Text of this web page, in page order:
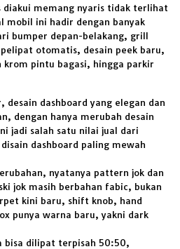
diakui memang nyaris tidak terlihat
mobil ini hadir dengan banyak
bumper depan-belakang, grill
otomatis, desain peek baru,
pintu bagasi, hingga parkir
desain dashboard yang elegan dan
dengan hanya merubah desain
jadi salah satu nilai jual dari
dashboard paling mewah
nyatanya pattern jok dan
jok masih berbahan fabic, bukan
kini baru, shift knob, hand
punya warna baru, yakni dark
bisa dilipat terpisah 50:50,